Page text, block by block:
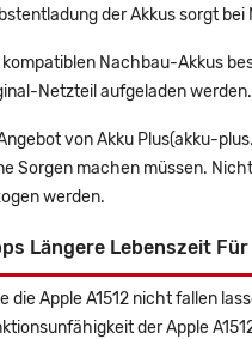
der Akkus sorgt
kompatiblen Nachbau-Akkus
Netzteil aufgeladen werden.
von Akku Plus(akku-
Sorgen machen müssen.
werden.
Längere Lebenszeit Für
die Apple A1512 nicht fallen
der Apple